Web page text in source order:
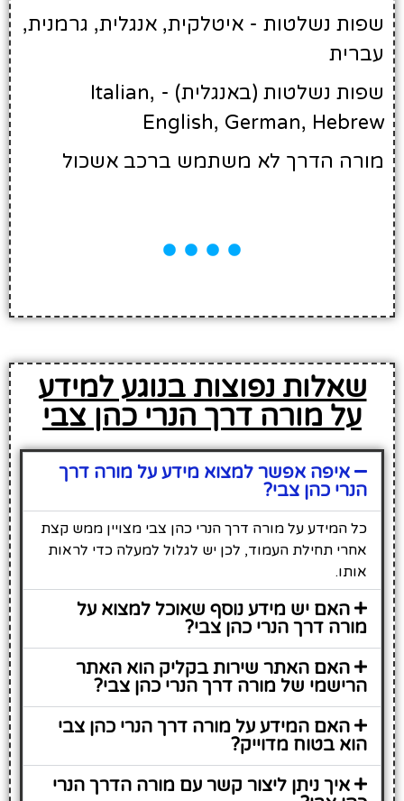
שפות נשלטות - איטלקית, אנגלית, גרמנית,
עברית
שפות נשלטות (באנגלית) - Italian,
English, German, Hebrew
מורה הדרך לא משתמש ברכב אשכול
שאלות נפוצות בנוגע למידע
על מורה דרך הנרי כהן צבי
איפה אפשר למצוא מידע על מורה דרך
הנרי כהן צבי?
כל המידע על מורה דרך הנרי כהן צבי מצויין ממש קצת
אחרי תחילת העמוד, לכן יש לגלול למעלה כדי לראות
אותו.
האם יש מידע נוסף שאוכל למצוא על
מורה דרך הנרי כהן צבי?
האם האתר שירות בקליק הוא האתר
הרישמי של מורה דרך הנרי כהן צבי?
האם המידע על מורה דרך הנרי כהן צבי
הוא בטוח מדוייק?
איך ניתן ליצור קשר עם מורה הדרך הנרי